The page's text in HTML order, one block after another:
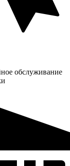
обслуживание